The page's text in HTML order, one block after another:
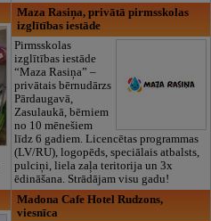
Maza Rasiņa, privātā pirmsskolas
izglītības iestāde
Pirmsskolas
izglītības iestāde
“Maza Rasiņa” –
privātais bērnudārzs
Pārdaugavā,
Zasulaukā, bērniem
no 10 mēnešiem
līdz 6 gadiem. Licencētas programmas
(LV/RU), logopēds, speciālais atbalsts,
pulciņi, liela zaļa teritorija un 3x
ēdināšana. Strādājam visu gadu!
Madona Cafe Hotel Rudzons,
viesnīca